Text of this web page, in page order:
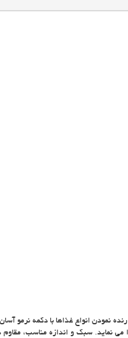
نمودن انواع غذاها با دکمه نرمو
نماید. سبک و اندازه مناسب،